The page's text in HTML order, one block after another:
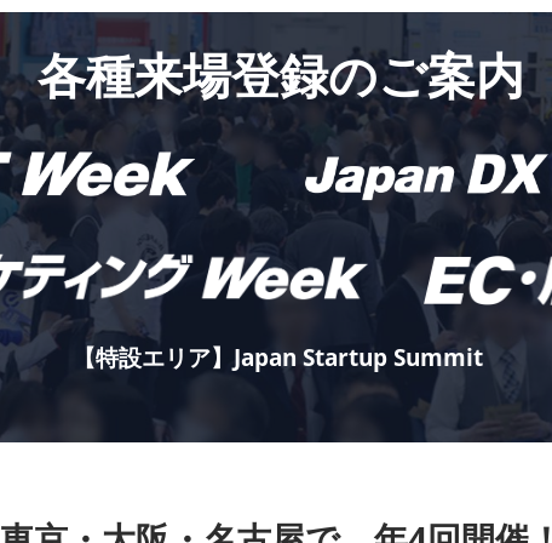
各種来場登録のご案内
【特設エリア】Japan Startup Summit